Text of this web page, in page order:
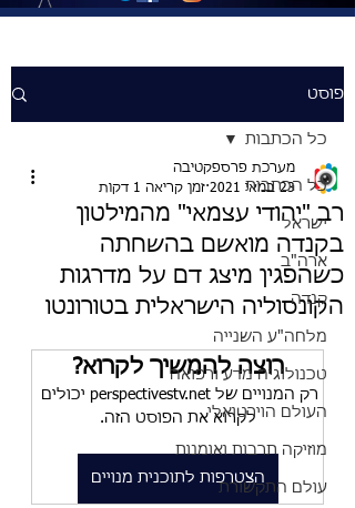
פוסט
כל הכתבות
ישראל
ארה"ב
קנדה
מלחה"ע השנייה
טכנולוגיה מדע ורפואה
העולם הוירטואלי
מוזיקה תרבות ואומנות
עולם התקשורת
כל הכתבות
רב "יהודי עצמאי" מהמילטון
בקנדה מואשם בהשחתה
כשהפגין מיצג דם על מדרגות
הקונסוליה הישראלית בטורונטו
מערכת פרספקטיבה
23 במאי 2021
זמן קריאה 1 דקות
רוצה להמשיך לקרוא?
רק המנויים של perspectivestv.net יכולים
לקרוא את הפוסט הזה.
הצטרפות לתוכנית מנויים